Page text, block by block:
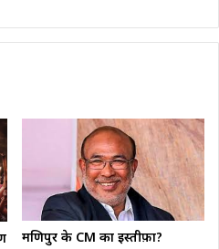
मणिपुर के CM का इस्तीफ़ा?